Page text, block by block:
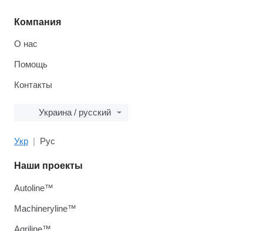
Компания
О нас
Помощь
Контакты
Украина / русский
Укр Рус
Наши проекты
Autoline™
Machineryline™